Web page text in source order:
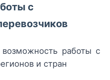
с
работы с
и стран